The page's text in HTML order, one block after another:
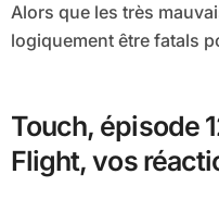
Alors que les très mauvais scores d’audiences devraient
logiquement être fatals
Touch, épisode
Flight, vos